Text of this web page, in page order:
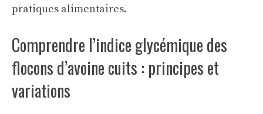
pratiques alimentaires.
Comprendre l’indice glycémique des
flocons d’avoine cuits : principes et
variations